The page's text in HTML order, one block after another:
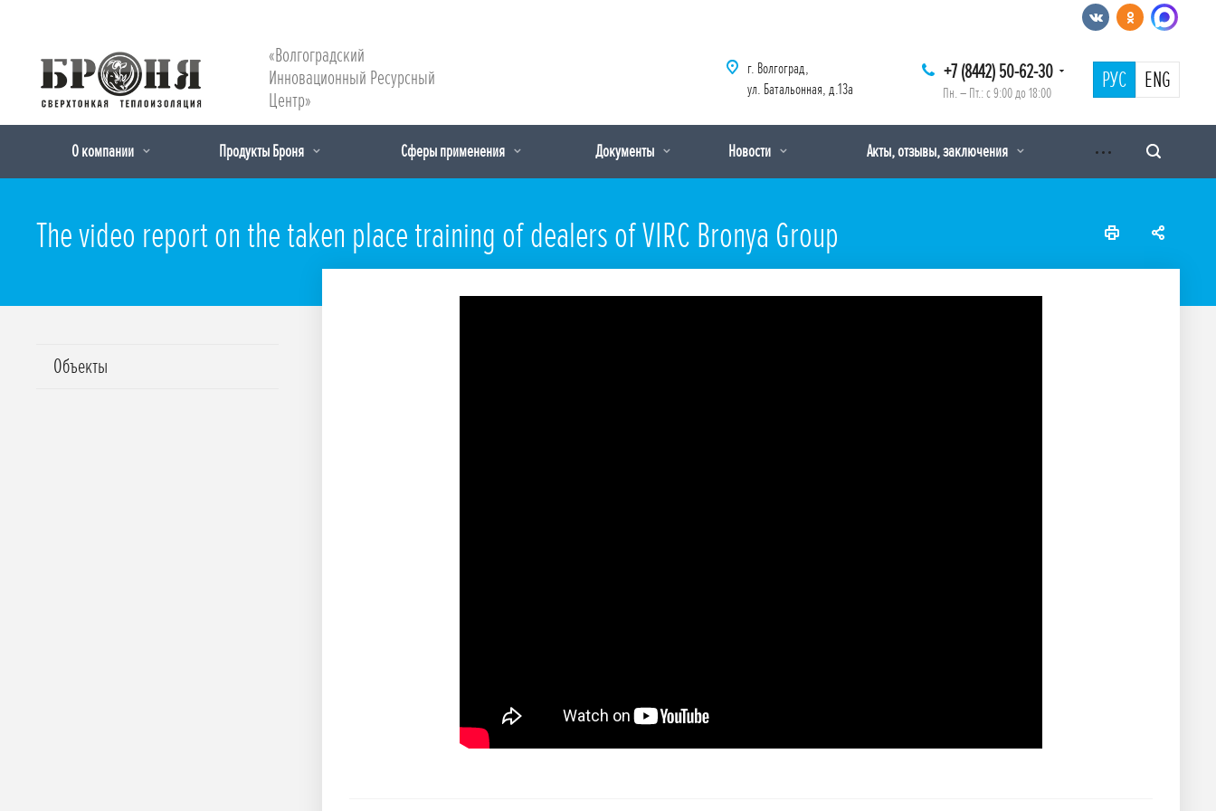
«Волгоградский
Инновационный Ресурсный
Центр»
+7 (8442) 50-62-30
Пн. – Пт.: с 9:00 до 18:00 РУС ENG
г. Волгоград,
ул. Батальонная, д.13а
О компании Продукты Броня Сферы применения Документы Новости Акты, отзывы, заключения
The video report on the taken place training of dealers of VIRC Bronya Group
Объекты